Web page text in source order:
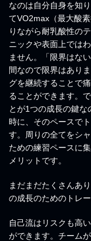
なのは自分自身を知
てVO2max（最大酸
りながら耐乳酸性の
ニックや表面上では
ません。「限界はな
間なので限界はあり
グを継続することで
ることができます。
とが1つの成長の鍵
時に、そのペースで
す。周りの全てをシ
ための練習ペースに
メリットです。
まだまだたくさんあ
の成長のためのトレー
自己流はリスクも高
ができます。チーム